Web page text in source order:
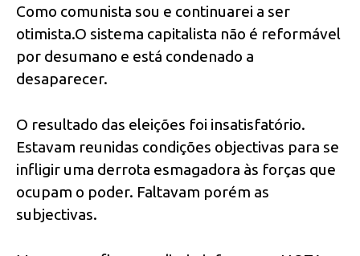
Como comunista sou e continuarei a ser
otimista.O sistema capitalista não é reformável
por desumano e está condenado a
desaparecer.
O resultado das eleições foi insatisfatório.
Estavam reunidas condições objectivas para se
infligir uma derrota esmagadora às forças que
ocupam o poder. Faltavam porém as
subjectivas.